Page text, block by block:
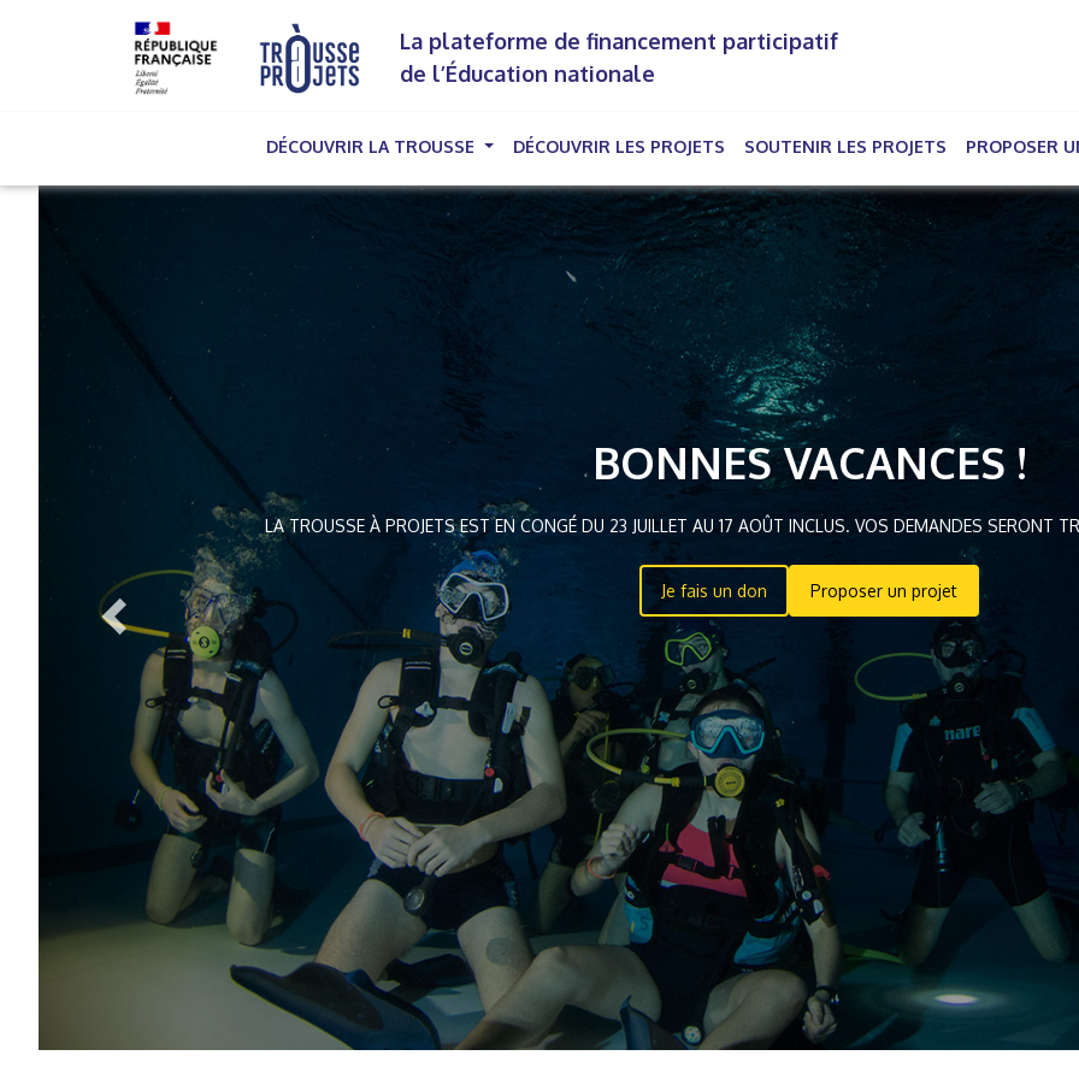
La plateforme de financement participatif
de l’Éducation nationale
DÉCOUVRIR LA TROUSSE DÉCOUVRIR LES PROJETS SOUTENIR LES PROJETS PROPOSER
BONNES VACANCES !
LA TROUSSE À PROJETS EST EN CONGÉ DU 23 JUILLET AU 17 AOÛT INCLUS. VOS DEMANDES SERONT
Je fais un don Proposer un projet
Previous